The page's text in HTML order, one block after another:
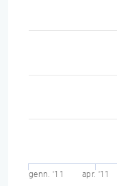
genn. '11 apr. '11